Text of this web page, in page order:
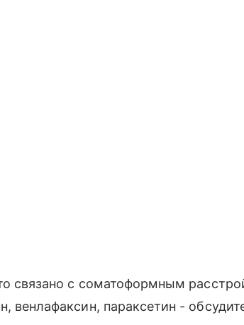
связано с соматоформным
венлафаксин, параксетин -